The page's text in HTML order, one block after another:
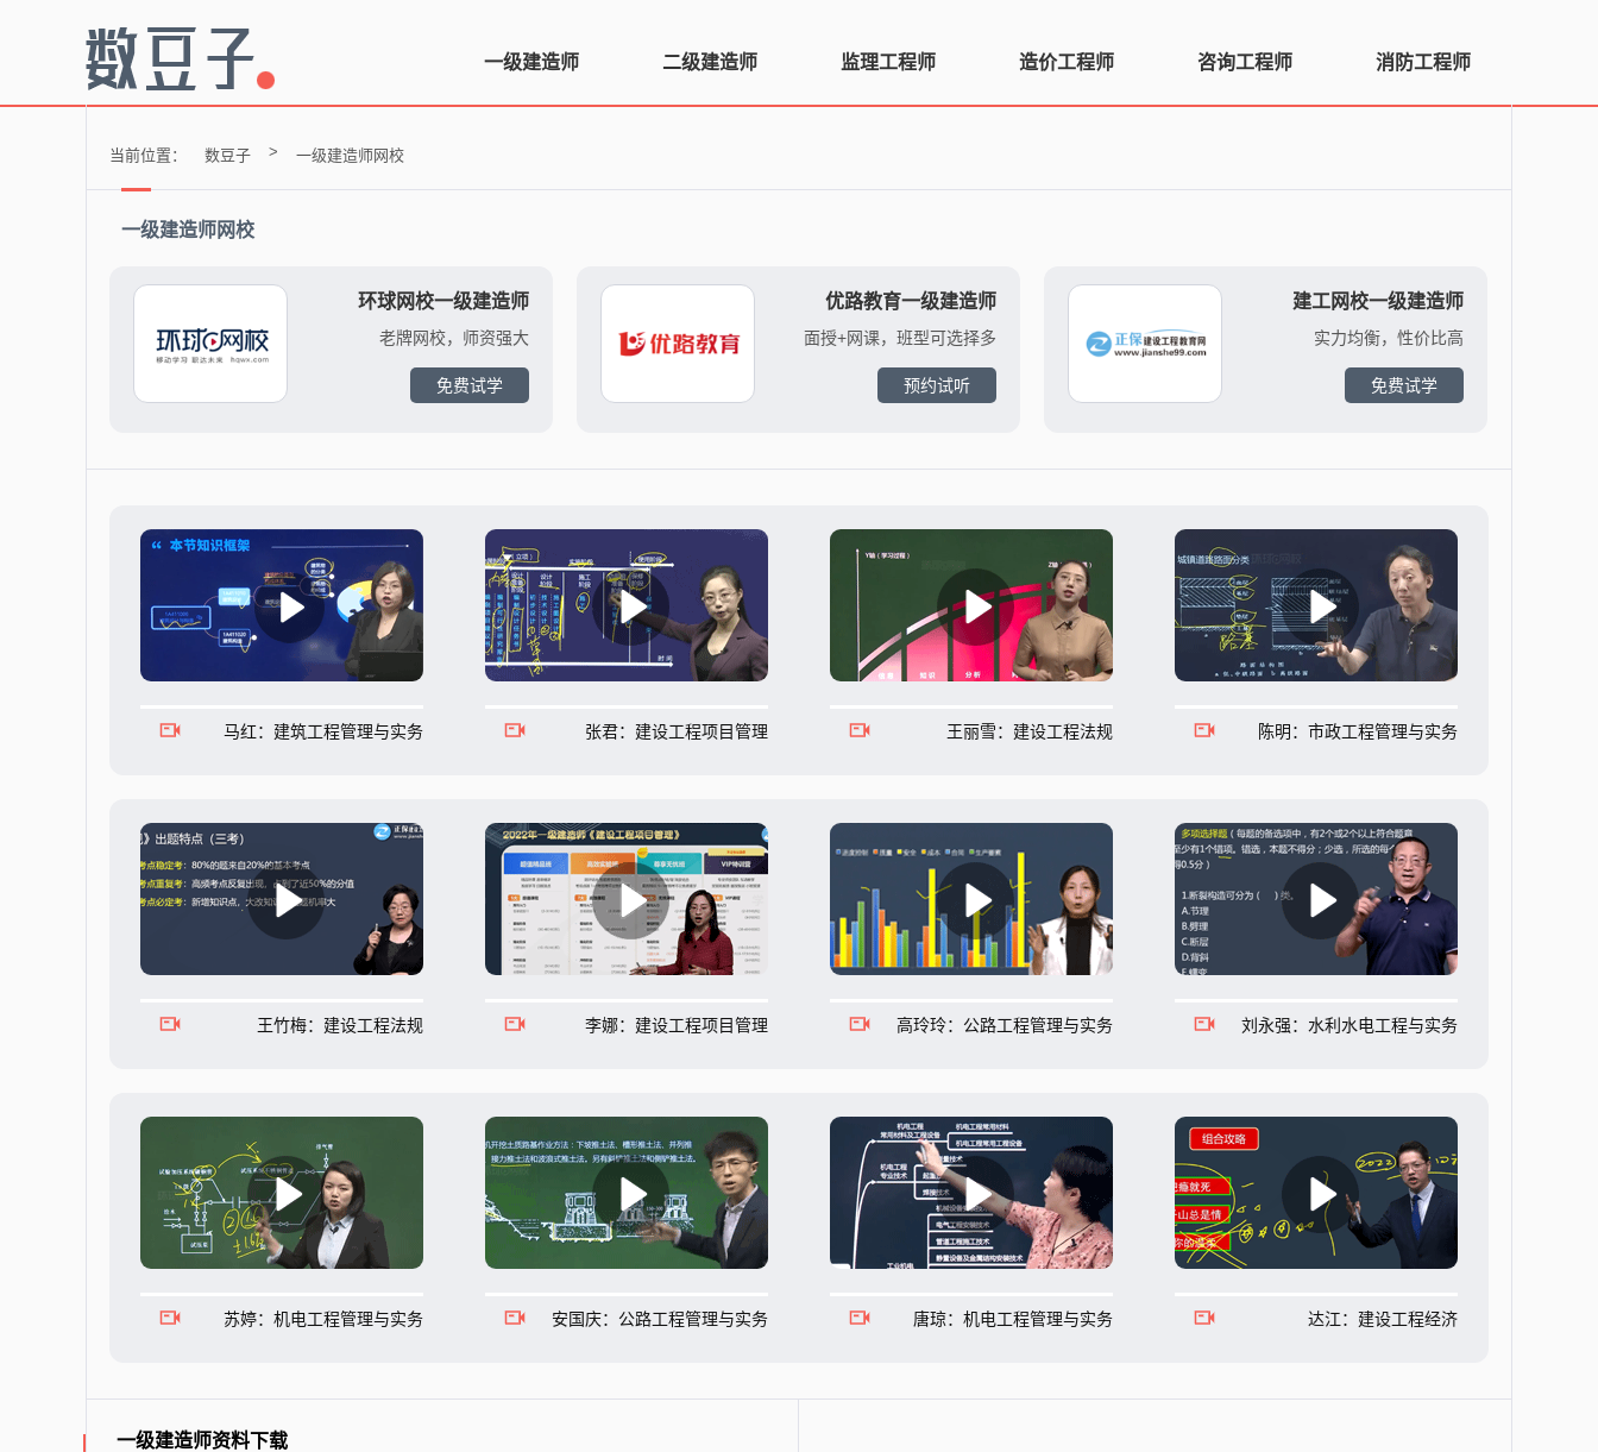
一级建造师 二级建造师 监理工程师 造价工程师 咨询工程师 消防工程师
当前位置： 数豆子 > 一级建造师网校
一级建造师网校
环球网校一级建造师
老牌网校，师资强大
免费试学
优路教育一级建造师
面授+网课，班型可选择多
预约试听
建工网校一级建造师
实力均衡，性价比高
免费试学
马红：建筑工程管理与实务 张君：建设工程项目管理 王丽雪：建设工程法规 陈明：市政工程管理与实务
王竹梅：建设工程法规 李娜：建设工程项目管理 高玲玲：公路工程管理与实务 刘永强：水利水电工程与实务
苏婷：机电工程管理与实务 安国庆：公路工程管理与实务 唐琼：机电工程管理与实务 达江：建设工程经济
一级建造师资料下载